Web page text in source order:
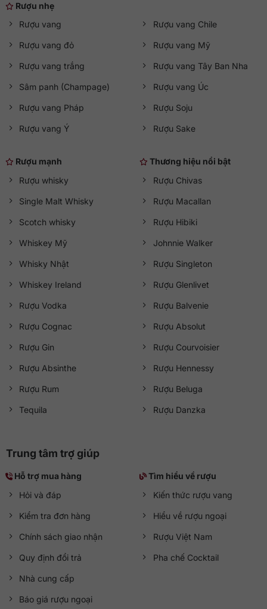
Rượu nhẹ
Rượu vang
Rượu vang đỏ
Rượu vang trắng
Sâm panh (Champage)
Rượu vang Pháp
Rượu vang Ý
Rượu vang Chile
Rượu vang Mỹ
Rượu vang Tây Ban Nha
Rượu vang Úc
Rượu Soju
Rượu Sake
Rượu mạnh
Rượu whisky
Single Malt Whisky
Scotch whisky
Whiskey Mỹ
Whisky Nhật
Whiskey Ireland
Rượu Vodka
Rượu Cognac
Rượu Gin
Rượu Absinthe
Rượu Rum
Tequila
Thương hiệu nổi bật
Rượu Chivas
Rượu Macallan
Rượu Hibiki
Johnnie Walker
Rượu Singleton
Rượu Glenlivet
Rượu Balvenie
Rượu Absolut
Rượu Courvoisier
Rượu Hennessy
Rượu Beluga
Rượu Danzka
Trung tâm trợ giúp
Hỗ trợ mua hàng
Hỏi và đáp
Kiểm tra đơn hàng
Chính sách giao nhận
Quy định đổi trả
Nhà cung cấp
Báo giá rượu ngoại
Tìm hiểu về rượu
Kiến thức rượu vang
Hiểu về rượu ngoại
Rượu Việt Nam
Pha chế Cocktail